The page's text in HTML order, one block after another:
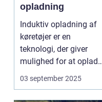
opladning
Induktiv opladning af
køretøjer er en
teknologi, der giver
mulighed for at oplade
03 september 2025